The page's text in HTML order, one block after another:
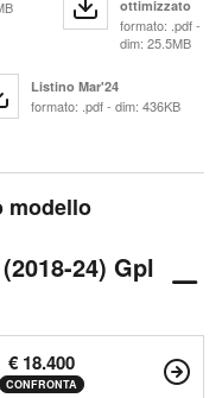
ottimizzato
formato: .pdf -
dim: 25.5MB
Listino Mar'24
formato: .pdf - dim: 436KB
modello
24) Gpl
€ 18.400
CONFRONTA